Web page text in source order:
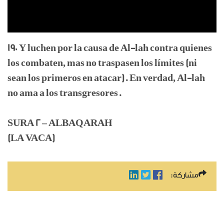
190 Y luchen por la causa de Al-lah contra quienes
los combaten, mas no traspasen los límites (ni
sean los primeros en atacar). En verdad, Al-lah
no ama a los transgresores.
SURA 2 – ALBAQARAH
(LA VACA)
مشاركة: